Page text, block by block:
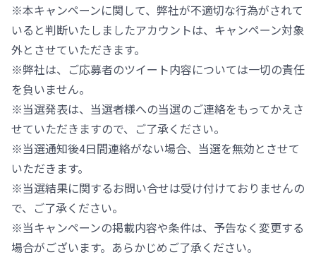
※本キャンペーンに関して、弊社が不適切な行為がされて
いると判断いたしましたアカウントは、キャンペーン対象
外とさせていただきます。
※弊社は、ご応募者のツイート内容については一切の責任
を負いません。
※当選発表は、当選者様への当選のご連絡をもってかえさ
せていただきますので、ご了承ください。
※当選通知後4日間連絡がない場合、当選を無効とさせて
いただきます。
※当選結果に関するお問い合せは受け付けておりませんの
で、ご了承ください。
※当キャンペーンの掲載内容や条件は、予告なく変更する
場合がございます。あらかじめご了承ください。